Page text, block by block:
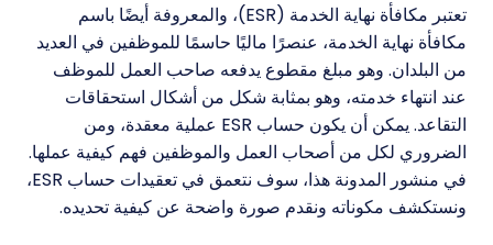
تعتبر مكافأة نهاية الخدمة (ESR)، والمعروفة أيضًا باسم
مكافأة نهاية الخدمة، عنصرًا ماليًا حاسمًا للموظفين في العديد
من البلدان. وهو مبلغ مقطوع يدفعه صاحب العمل للموظف
عند انتهاء خدمته، وهو بمثابة شكل من أشكال استحقاقات
التقاعد. يمكن أن يكون حساب ESR عملية معقدة، ومن
الضروري لكل من أصحاب العمل والموظفين فهم كيفية عملها.
في منشور المدونة هذا، سوف نتعمق في تعقيدات حساب ESR،
ونستكشف مكوناته ونقدم صورة واضحة عن كيفية تحديده.